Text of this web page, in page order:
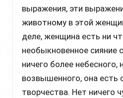
выражения, эти
животному в этой
деле, женщина есть ни
необыкновенное сияние
ничего более небесного,
возвышенного, она есть
творчества. Нет ничего